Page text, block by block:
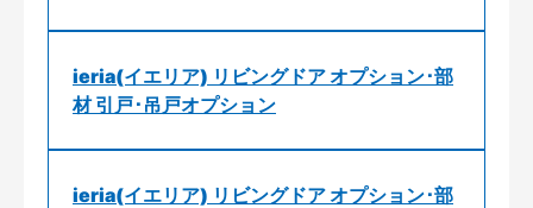
ieria(イエリア) リビングドア オプション･部
材 引戸･吊戸オプション
ieria(イエリア) リビングドア オプション･部